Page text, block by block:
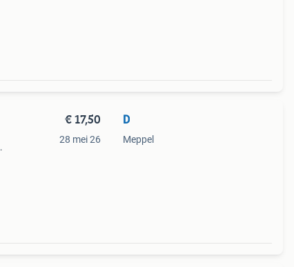
€ 17,50
28 mei 26
D
Meppel